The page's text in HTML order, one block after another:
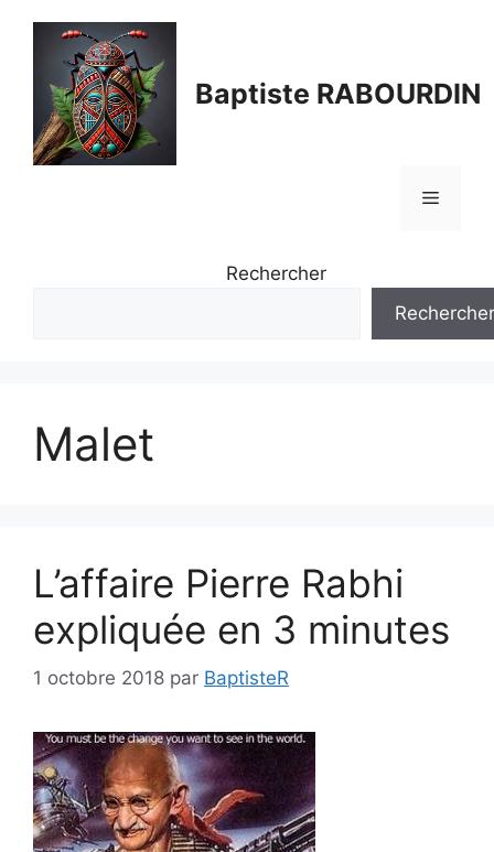
contenu
Baptiste RABOURDIN
Menu
Rechercher
Rechercher
Malet
L’affaire Pierre Rabhi
expliquée en 3 minutes
1 octobre 2018 par BaptisteR